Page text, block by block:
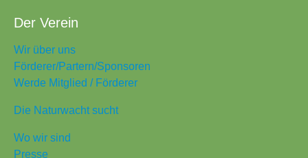
Der Verein
Wir über uns
Förderer/Partern/Sponsoren
Werde Mitglied / Förderer
Die Naturwacht sucht
Wo wir sind
Presse